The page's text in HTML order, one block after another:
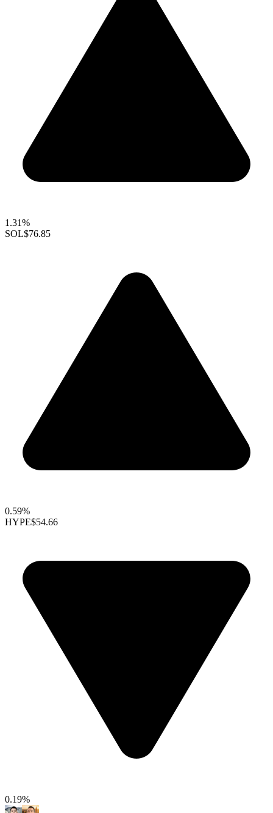
1.31%
SOL$76.85
0.59%
HYPE$54.66
0.19%